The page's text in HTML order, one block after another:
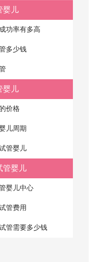
婴儿
功率有多高
多少钱
婴儿
价格
儿周期
管婴儿
管婴儿
婴儿中心
管费用
管需要多少钱